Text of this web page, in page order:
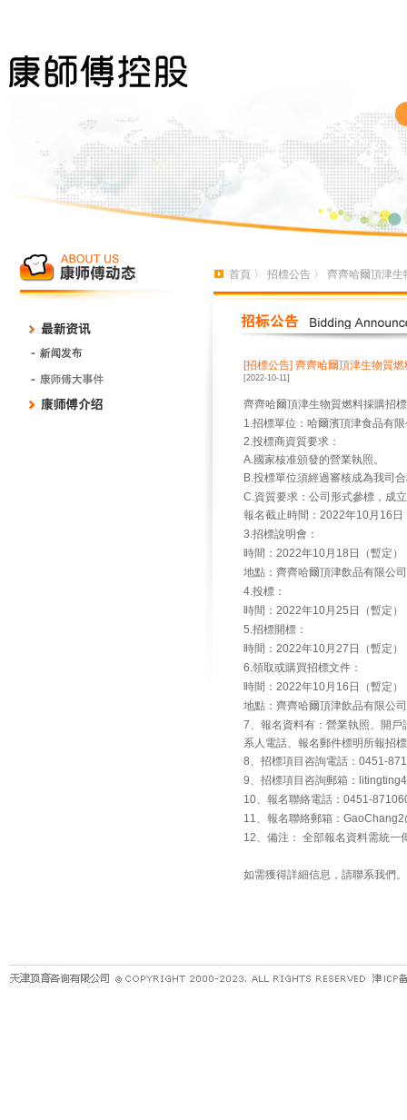
首頁 〉 招標公告 〉 齊齊哈爾頂津
[招標公告] 齊齊哈爾頂津生物質
[2022-10-11]
齊齊哈爾頂津生物質燃料採購招
1.招標單位：哈爾濱頂津食品有
2.投標商資質要求：
A.國家核准頒發的營業執照。
B.投標單位須經過審核成為我司
C.資質要求：公司形式參標，成
報名截止時間：2022年10月16日
3.招標說明會：
時間：2022年10月18日（暫定）
地點：齊齊哈爾頂津飲品有限公司
4.投標：
時間：2022年10月25日（暫定）
5.招標開標：
時間：2022年10月27日（暫定）
6.領取或購買招標文件：
時間：2022年10月16日（暫定）
地點：齊齊哈爾頂津飲品有限公司
7、報名資料有：營業執照、開
系人電話、報名郵件標明所報招
8、招標項目咨詢電話：0451-
9、招標項目咨詢郵箱：
10、報名聯絡電話：0451-
11、報名聯絡郵箱：
12、備注： 全部報名資料需統一
如需獲得詳細信息，請聯系我們。